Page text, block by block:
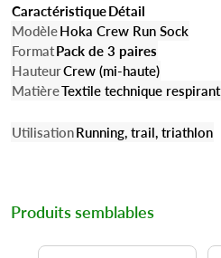
CaractéristiqueDétail
ModèleHoka Crew Run Sock
FormatPack de 3 paires
HauteurCrew (mi-haute)
MatièreTextile technique respirant
UtilisationRunning, trail, triathlon
Produits semblables